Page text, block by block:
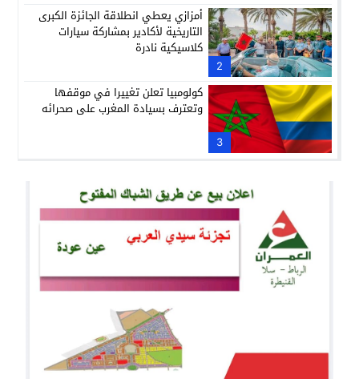
2
أمزازي يعطي انطلاقة الجائزة الكبرى
التاريخية لأكادير بمشاركة سيارات
كلاسيكية نادرة
3
كولومبيا تعلن تغييرا في موقفها
وتعترف بسيادة المغرب على صحرائه